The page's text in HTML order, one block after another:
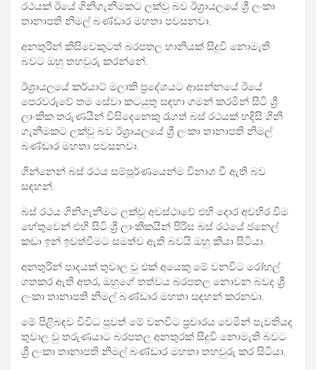
රථයක් ඊයේ ගිනිගැනීමකට ලක්වු බව ඊශ්‍රායලයේ ශ්‍රී ලංකා
තානාපති නිමල් බණ්ඩාර මහතා පවසනවා.
අනතුරින් කිසිවෙකුටත් බරපතල හානියක් සිදුවි නොමැති
බවට ඔහු තහවුරු කරන්නේ.
ඊශ්‍රායලයේ කර්යාට් මලාකි ප්‍රදේශයට ආසන්නයේ ඊයේ
පෙරවරුවේ තම සේවා කටයුතු සඳහා ගමන් කරමින් සිටි ශ්‍රී
ලාංකික තරුණයින් විසිදෙනෙකු රැගත් බස් රථයක් හදිසි ගිනි
ගැනීමකට ලක්වු බව ඊශ්‍රායලයේ ශ්‍රී ලංකා තානාපති නිමල්
බණ්ඩාර මහතා පවසනවා.
ගින්නෙන් බස් රථය සම්පූර්ණයෙන්ම විනාශ වී ඇති බව
සඳහන්.
බස් රථය ගිනිගැනීමට ලක්වු අවස්ථාවේ එහි දොර අවහිර වීම
හේතුවෙන් එහි සිටි ශ්‍රී ලාංකිකයින් පිරිස බස් රථයේ ජනෙල්
කඩා ඉන් ඉවත්වීමට සමත්ව ඇති බවයි ඔහු කියා සිටියා.
අනතුරින් පාදයක් තුවාල වු එක් අයෙකු මේ වනවිට රෝහල්
ගතකර ඇති අතර, ඔහුගේ තත්වය බරපතල නොවන බවද ශ්‍රී
ලංකා තානාපති නිමල් බණ්ඩාර මහතා සඳහන් කරනවා.
මේ පිළිබඳව විවිධ පුවත් මේ වනවිට ප්‍රචාරය වෙමින් පැවතියද
තුවාල වු තරුණයාට බරපතල අනතුරක් සිදුවි නොමැති බවට
ශ්‍රී ලංකා තානාපති නිමල් බණ්ඩාර මහතා තහවුරු කර සිටියා.